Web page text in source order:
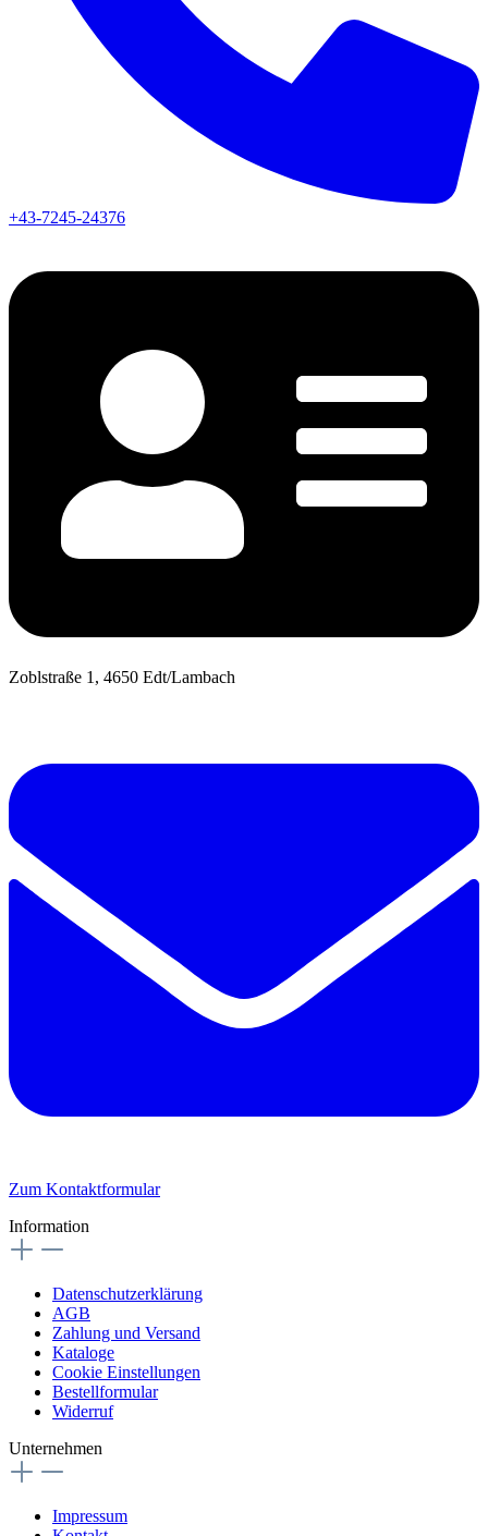
+43-7245-24376
Zoblstraße 1, 4650 Edt/Lambach
Zum Kontaktformular
Information
Datenschutzerklärung
AGB
Zahlung und Versand
Kataloge
Cookie Einstellungen
Bestellformular
Widerruf
Unternehmen
Impressum